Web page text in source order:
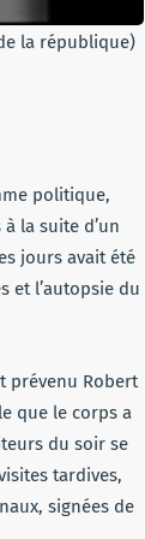
la république)
politique,
la suite d’un
jours avait été
et l’autopsie du
prévenu Robert
que le corps a
du soir se
tardives,
signées de